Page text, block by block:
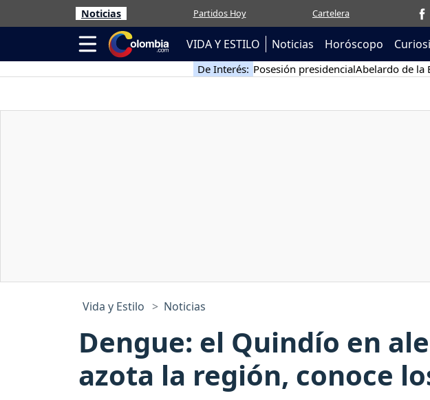
Noticias Partidos Hoy Cartelera
VIDA Y ESTILO Noticias Horóscopo
De Interés: Posesión presidencialAbelardo de la
Vida y Estilo Noticias
Dengue: el Quindío en
azota la región, conoce